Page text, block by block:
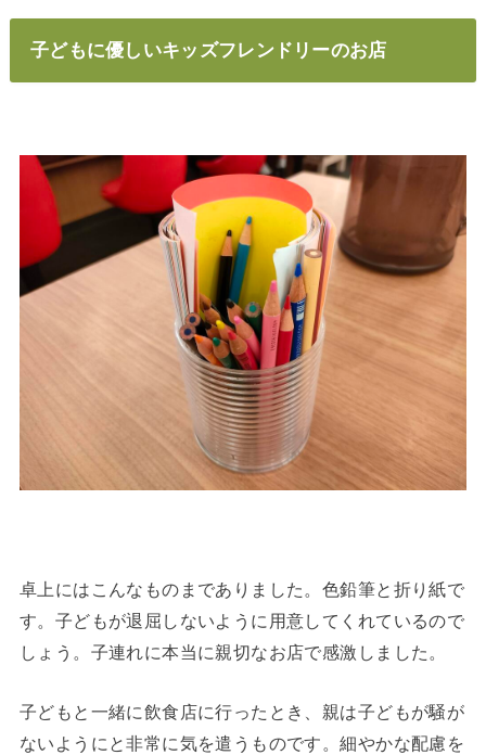
子どもに優しいキッズフレンドリーのお店
卓上にはこんなものまでありました。色鉛筆と折り紙で
す。子どもが退屈しないように用意してくれているので
しょう。子連れに本当に親切なお店で感激しました。
子どもと一緒に飲食店に行ったとき、親は子どもが騒が
ないようにと非常に気を遣うものです。細やかな配慮を